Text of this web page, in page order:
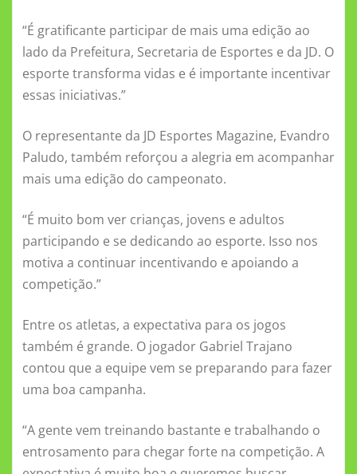
“É gratificante participar de mais uma edição ao
lado da Prefeitura, Secretaria de Esportes e da JD. O
esporte transforma vidas e é importante incentivar
essas iniciativas.”
O representante da JD Esportes Magazine, Evandro
Paludo, também reforçou a alegria em acompanhar
mais uma edição do campeonato.
“É muito bom ver crianças, jovens e adultos
participando e se dedicando ao esporte. Isso nos
motiva a continuar incentivando e apoiando a
competição.”
Entre os atletas, a expectativa para os jogos
também é grande. O jogador Gabriel Trajano
contou que a equipe vem se preparando para fazer
uma boa campanha.
“A gente vem treinando bastante e trabalhando o
entrosamento para chegar forte na competição. A